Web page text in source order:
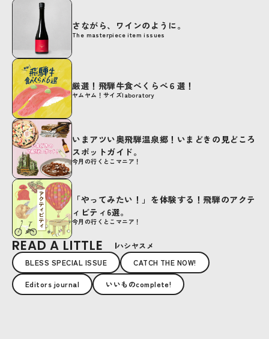
The masterpiece item issues
さながら、ワインのように。
ヤムヤム！サイズlaboratory
厳選！飛騨牛食べくらべ６選！
今月の行くとこマニア！
いまアツい奥飛騨温泉郷！いまどきの見どころ
スポットガイド。
今月の行くとこマニア！
「やってみたい！」を体験する！飛騨のアクテ
ィビティ6選。
READ A LITTLE
ハシヤスメ
BLESS SPECIAL ISSUE
CATCH THE NOW!
Editors journal いいものcomplete!